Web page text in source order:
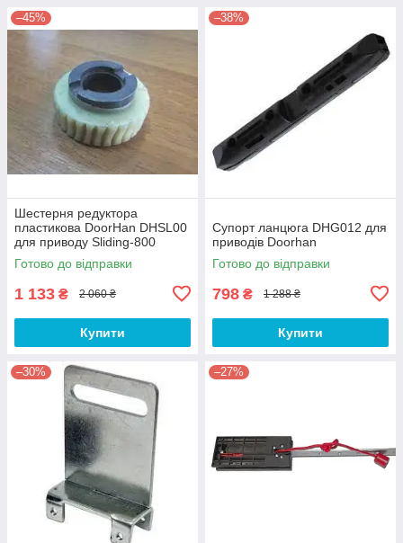
–45%
Шестерня редуктора
пластикова DoorHan DHSL00
для приводу Sliding-800
Готово до відправки
1 133 ₴ 2 060 ₴
Купити
–38%
Супорт ланцюга DHG012 для
приводів Doorhan
Готово до відправки
798 ₴ 1 288 ₴
Купити
–30% –27%